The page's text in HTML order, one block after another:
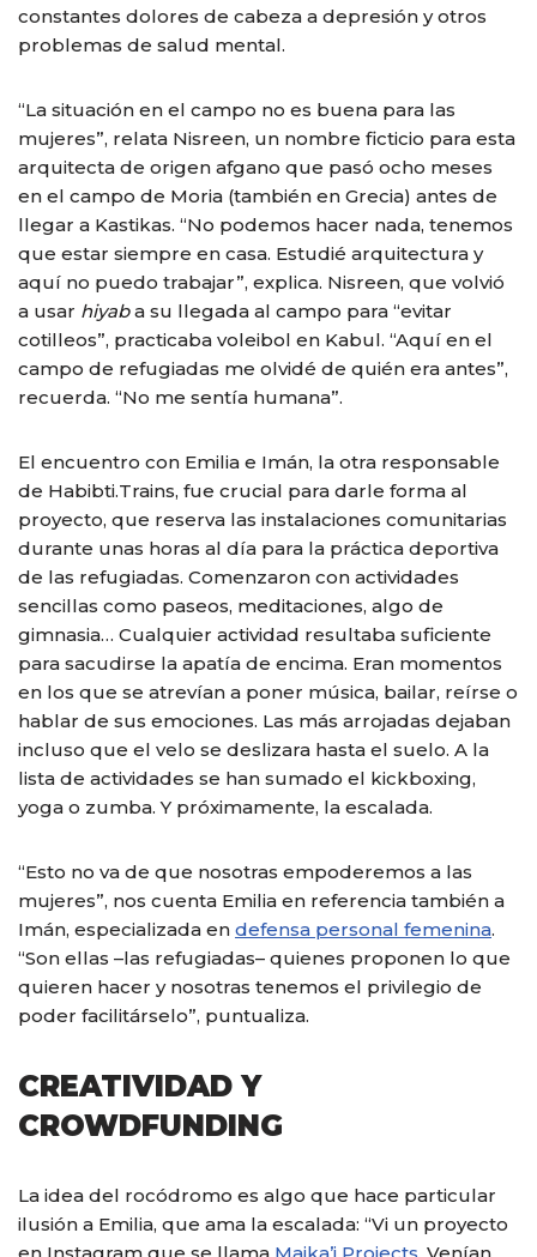
constantes dolores de cabeza a depresión y otros
problemas de salud mental.
“La situación en el campo no es buena para las
mujeres”, relata Nisreen, un nombre ficticio para esta
arquitecta de origen afgano que pasó ocho meses
en el campo de Moria (también en Grecia) antes de
llegar a Kastikas. “No podemos hacer nada, tenemos
que estar siempre en casa. Estudié arquitectura y
aquí no puedo trabajar”, explica. Nisreen, que volvió
a usar hiyaba su llegada al campo para “evitar
cotilleos”, practicaba voleibol en Kabul. “Aquí en el
campo de refugiadas me olvidé de quién era antes”,
recuerda. “No me sentía humana”.
El encuentro con Emilia e Imán, la otra responsable
de Habibti.Trains, fue crucial para darle forma al
proyecto, que reserva las instalaciones comunitarias
durante unas horas al día para la práctica deportiva
de las refugiadas. Comenzaron con actividades
sencillas como paseos, meditaciones, algo de
gimnasia… Cualquier actividad resultaba suficiente
para sacudirse la apatía de encima. Eran momentos
en los que se atrevían a poner música, bailar, reírse o
hablar de sus emociones. Las más arrojadas dejaban
incluso que el velo se deslizara hasta el suelo. A la
lista de actividades se han sumado el kickboxing,
yoga o zumba. Y próximamente, la escalada.
“Esto no va de que nosotras empoderemos a las
mujeres”, nos cuenta Emilia en referencia también a
Imán, especializada en defensa personal femenina.
“Son ellas –las refugiadas– quienes proponen lo que
quieren hacer y nosotras tenemos el privilegio de
poder facilitárselo”, puntualiza.
CREATIVIDAD Y
CROWDFUNDING
La idea del rocódromo es algo que hace particular
ilusión a Emilia, que ama la escalada: “Vi un proyecto